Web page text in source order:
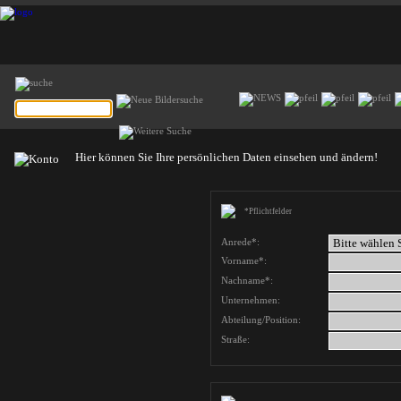
Hier können Sie Ihre persönlichen Daten einsehen und ändern!
*Pflichtfelder
Anrede*:
Vorname*:
Nachname*:
Unternehmen:
Abteilung/Position:
Straße: